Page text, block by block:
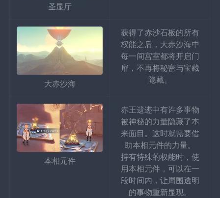
圣显厅
大赤沙海
获得了赤沙石板的所有
权能之后，大赤沙海中
每一间宫室都将开启门
扉，不再将秘密与宝藏
隐藏。
本相元件
赤王遗迹中有许多事物
被神秘的力量隐藏了本
来面目。这时就需要借
助本相元件的力量。
持有特殊的权能时，使
用本相元件，可以在一
段时间内，让周围透明
的事物重新显现。